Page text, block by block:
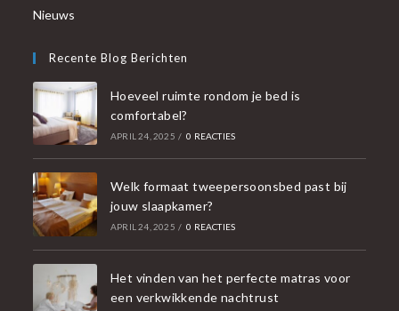
Nieuws
Recente Blog Berichten
Hoeveel ruimte rondom je bed is
comfortabel?
APRIL 24, 2025 / 0 REACTIES
Welk formaat tweepersoonsbed past bij
jouw slaapkamer?
APRIL 24, 2025 / 0 REACTIES
Het vinden van het perfecte matras voor
een verkwikkende nachtrust